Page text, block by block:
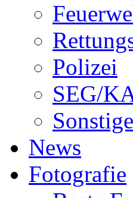
Polizei
SEG/
Sonstige
News
Fotografie